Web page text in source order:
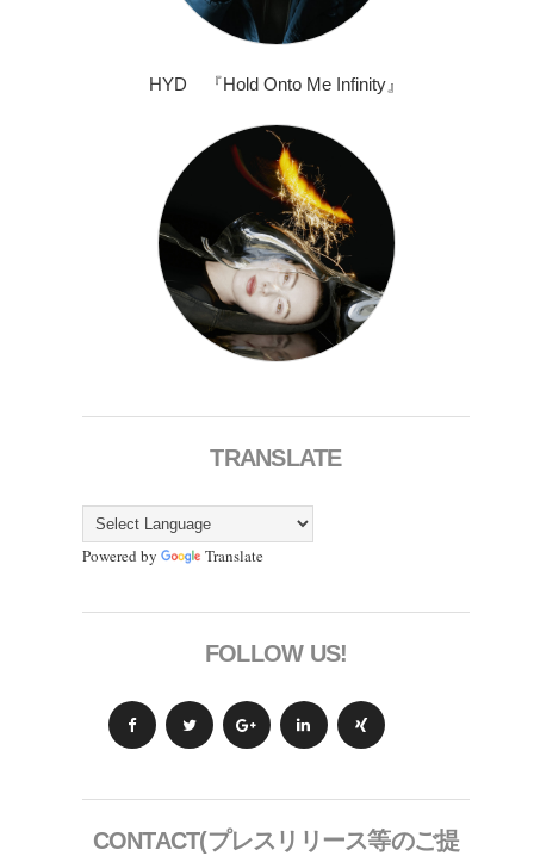
HYD 『Hold Onto Me Infinity』
TRANSLATE
Powered by Translate
FOLLOW US!
CONTACT(プレスリリース等のご提